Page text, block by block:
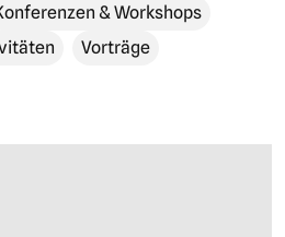
& Workshops
Vorträge